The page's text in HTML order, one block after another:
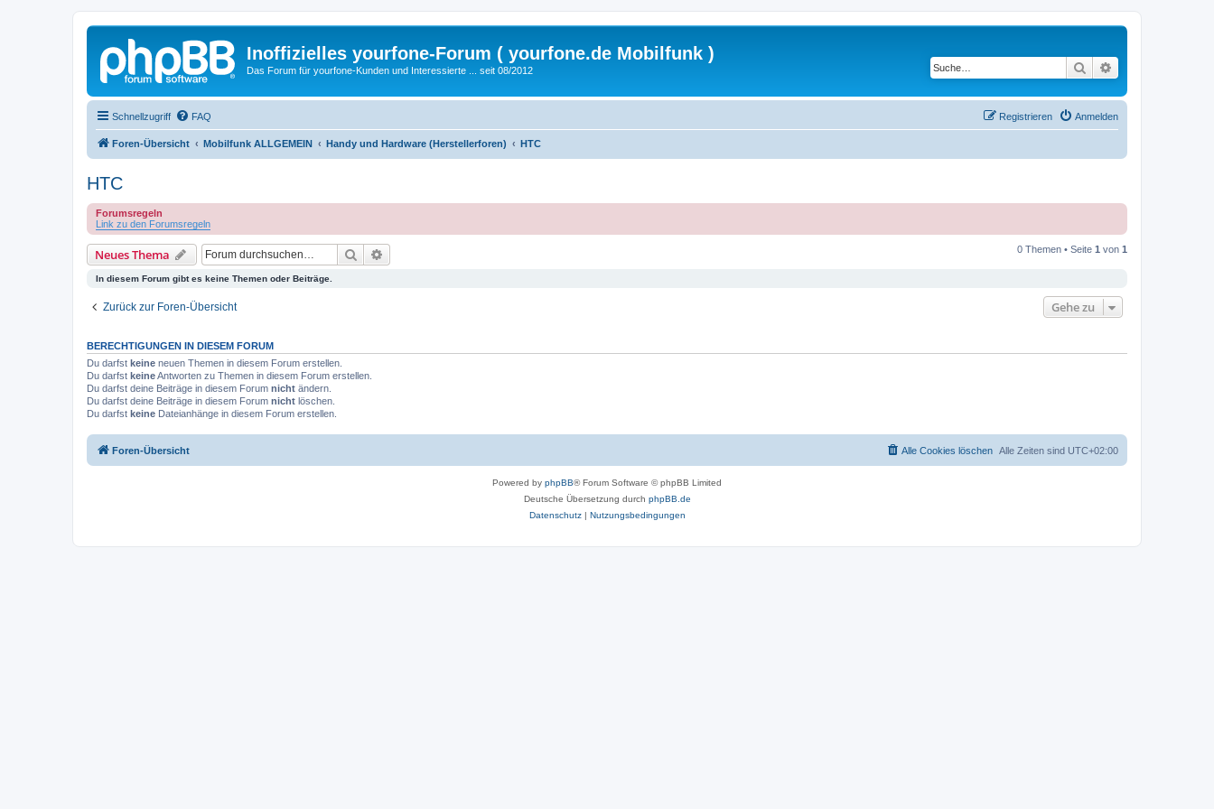
Inoffizielles yourfone-Forum ( yourfone.de Mobilfunk )
Das Forum für yourfone-Kunden und Interessierte ... seit 08/2012 Suche
Schnellzugriff FAQ Anmelden
Registrieren
Foren-Übersicht Mobilfunk ALLGEMEIN Handy und Hardware (Herstellerforen) HTC
HTC
Forumsregeln
Link zu den Forumsregeln
Neues Thema Suche 0 Themen • Seite 1 von 1
In diesem Forum gibt es keine Themen oder Beiträge.
Zurück zur Foren-Übersicht Gehe zu
BERECHTIGUNGEN IN DIESEM FORUM
Du darfst keine neuen Themen in diesem Forum erstellen.
Du darfst keineAntworten zu Themen in diesem Forum erstellen.
Du darfst deine Beiträge in diesem Forum nicht ändern.
Du darfst deine Beiträge in diesem Forum nicht löschen.
Du darfst keine Dateianhänge in diesem Forum erstellen.
Foren-Übersicht Alle Zeiten sind UTC+02:00
Alle Cookies löschen
Powered by phpBB® Forum Software © phpBB Limited
Deutsche Übersetzung durch phpBB.de
Datenschutz| Nutzungsbedingungen